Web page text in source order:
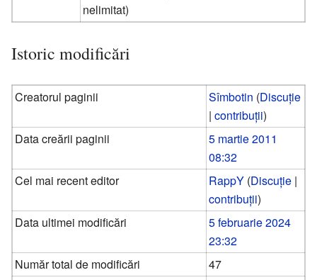
nelimitat)
Istoric modificări
Creatorul paginii Sîmbotin (Discuție
|contribuții)
Data creării paginii
5 martie 2011
08:32
Cel mai recent editor
RappY (Discuție |
contribuții)
Data ultimei modificări
5 februarie 2024
23:32
Număr total de modificări
47